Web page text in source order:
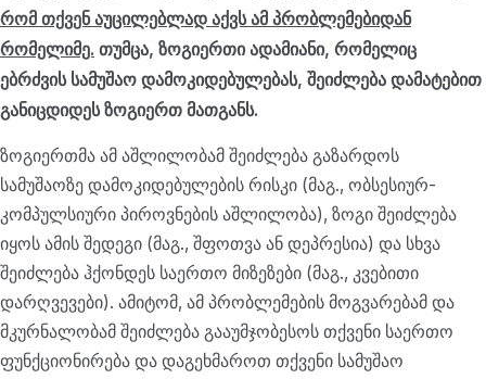
რომ თქვენაუცილებლად აქვს ამ პრობლემებიდან
რომელიმე. თუმცა, ზოგიერთი ადამიანი, რომელიც
ებრძვის სამუშაო დამოკიდებულებას, შეიძლება დამატებით
განიცდიდეს ზოგიერთ მათგანს.
ზოგიერთმა ამ აშლილობამ შეიძლება გაზარდოს
სამუშაოზე დამოკიდებულების რისკი (მაგ., ობსესიურ-
კომპულსიური პიროვნების აშლილობა), ზოგი შეიძლება
იყოს ამის შედეგი (მაგ., შფოთვა ან დეპრესია) და სხვა
შეიძლება ჰქონდეს საერთო მიზეზები (მაგ., კვებითი
დარღვევები). ამიტომ, ამ პრობლემების მოგვარებამ და
მკურნალობამ შეიძლება გააუმჯობესოს თქვენი საერთო
ფუნქციონირება და დაგეხმაროთ თქვენი სამუშაო